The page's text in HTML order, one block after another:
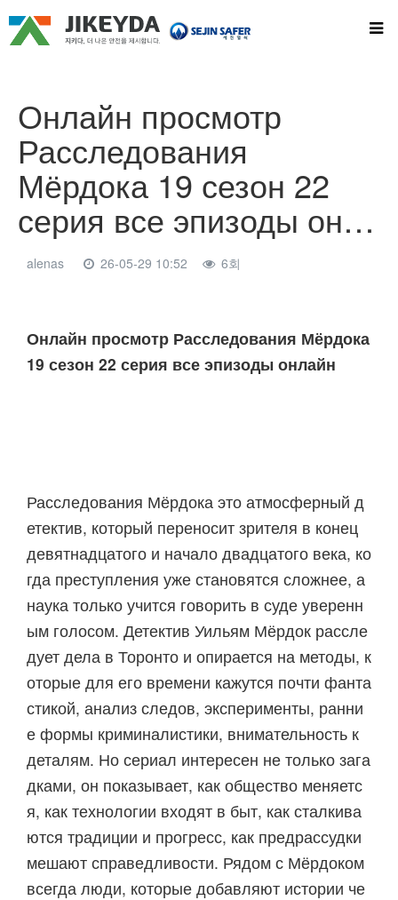
Онлайн просмотр
Расследования
Мёрдока 19 сезон 22
серия все эпизоды он…
alenas 26-05-29 10:52 6회
본문
Онлайн просмотр Расследования Мёрдока
19 сезон 22 серия все эпизоды онлайн
Расследования Мёрдока это атмосферный д
етектив, который переносит зрителя в конец
девятнадцатого и начало двадцатого века, ко
гда преступления уже становятся сложнее, а
наука только учится говорить в суде уверенн
ым голосом. Детектив Уильям Мёрдок рассле
дует дела в Торонто и опирается на методы, к
оторые для его времени кажутся почти фанта
стикой, анализ следов, эксперименты, ранни
е формы криминалистики, внимательность к
деталям. Но сериал интересен не только зага
дками, он показывает, как общество меняетс
я, как технологии входят в быт, как сталкива
ются традиции и прогресс, как предрассудки
мешают справедливости. Рядом с Мёрдоком
всегда люди, которые добавляют истории че